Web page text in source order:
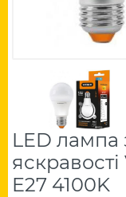
LED
E27 4100K